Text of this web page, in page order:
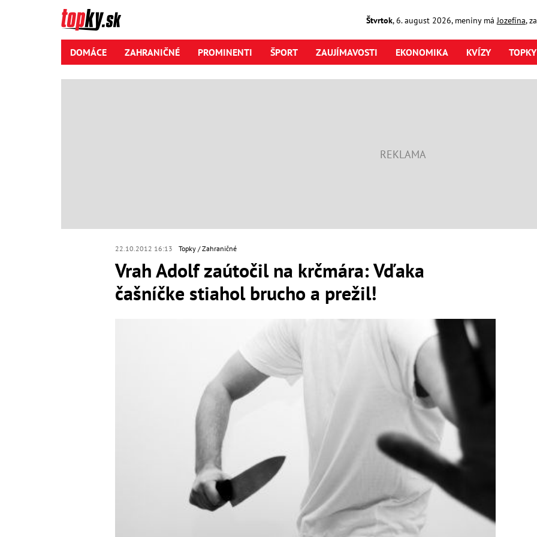
Štvrtok,6. august2026, meniny má Jozefína,
DOMÁCE ZAHRANIČNÉ PROMINENTI ŠPORT ZAUJÍMAVOSTI EKONOMIKA KVÍZY
22.10.2012 16:13 Topky Zahraničné
Vrah Adolf zaútočil na krčmára: Vďaka
čašníčke stiahol brucho a prežil!